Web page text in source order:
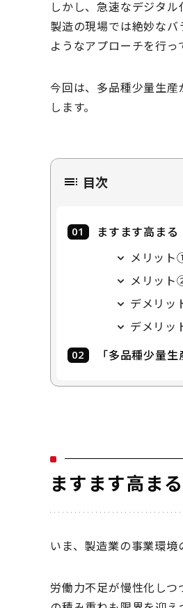
しかし、急速なデジタ
製造の現場では絶妙な
ようなアプローチを行っ
今回は、多品種少量生
します。
目次
ますます高ま
メリット
メリット
デメリッ
デメリッ
「多品種少量
ますます高ま
いま、製造業の事業環境
労働力不足が慢性化し